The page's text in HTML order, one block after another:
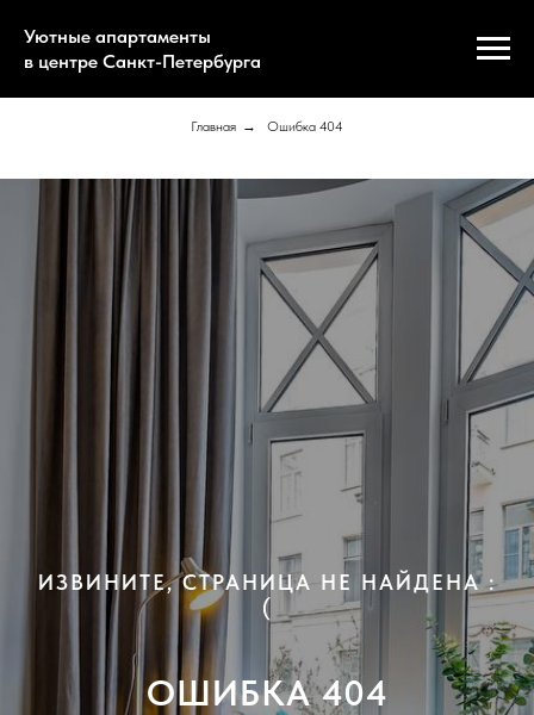
Уютные апартаменты
в центре Санкт-Петербурга
Главная → Ошибка 404
ИЗВИНИТЕ, СТРАНИЦА НЕ НАЙДЕНА :
(
ОШИБКА 404